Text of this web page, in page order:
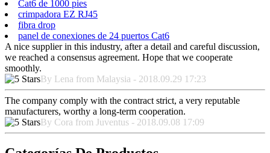
Cat6 de 1000 pies
crimpadora EZ RJ45
fibra drop
panel de conexiones de 24 puertos Cat6
A nice supplier in this industry, after a detail and careful discussion,
we reached a consensus agreement. Hope that we cooperate
smoothly.
By Lena from Malaysia - 2018.09.29 17:23
The company comply with the contract strict, a very reputable
manufacturers, worthy a long-term cooperation.
By Cora from Juventus - 2018.09.08 17:09